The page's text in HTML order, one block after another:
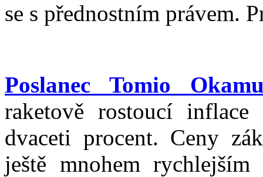
se s přednostním právem.
Poslanec Tomio
raketově rostoucí
dvaceti procent. Ceny
ještě mnohem rychlejším